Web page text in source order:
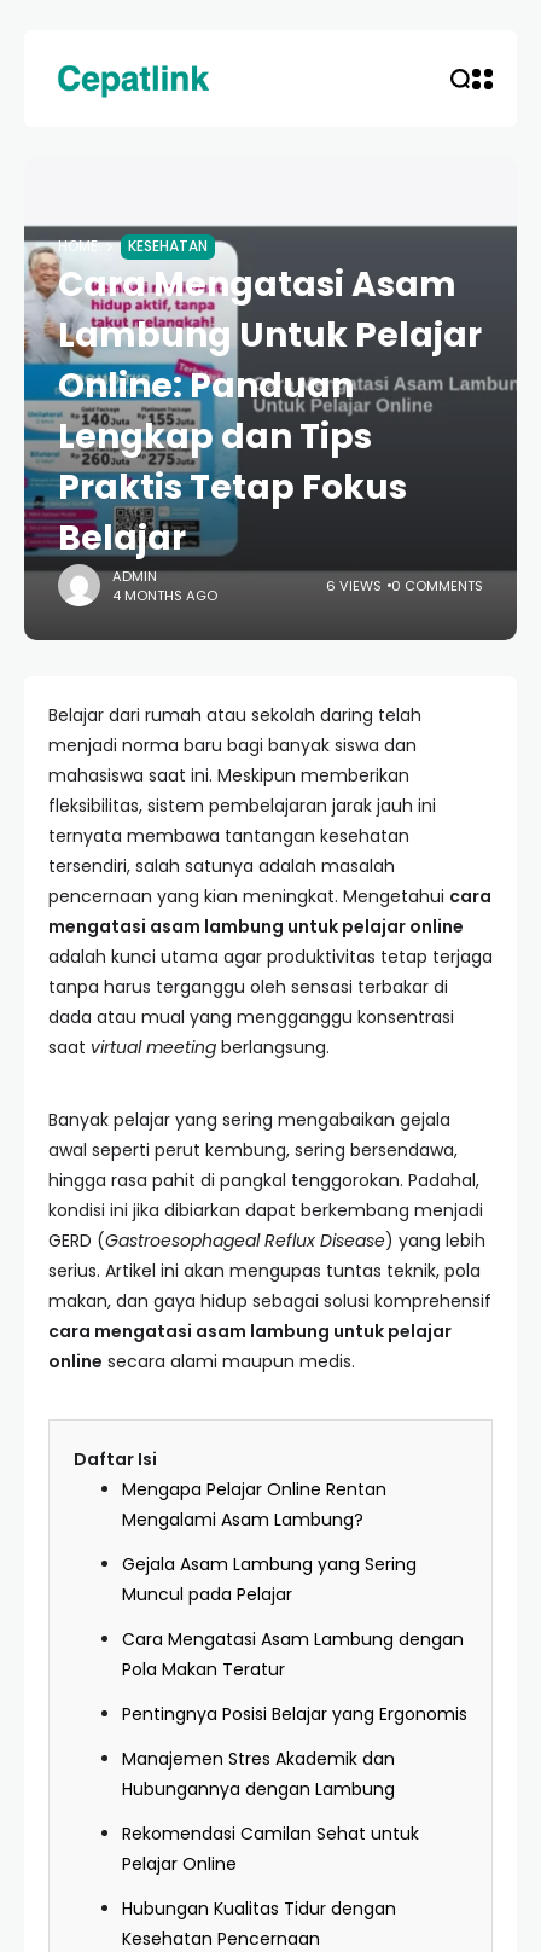
HOME KESEHATAN
Cara Mengatasi Asam
Lambung Untuk Pelajar
Online: Panduan
Lengkap dan Tips
Praktis Tetap Fokus
Belajar
ADMIN
4 MONTHS AGO
6 VIEWS 0 COMMENTS
Belajar dari rumah atau sekolah daring telah
menjadi norma baru bagi banyak siswa dan
mahasiswa saat ini. Meskipun memberikan
fleksibilitas, sistem pembelajaran jarak jauh ini
ternyata membawa tantangan kesehatan
tersendiri, salah satunya adalah masalah
pencernaan yang kian meningkat. Mengetahui cara
mengatasi asam lambung untuk pelajar online
adalah kunci utama agar produktivitas tetap terjaga
tanpa harus terganggu oleh sensasi terbakar di
dada atau mual yang mengganggu konsentrasi
saat virtual meeting berlangsung.
Banyak pelajar yang sering mengabaikan gejala
awal seperti perut kembung, sering bersendawa,
hingga rasa pahit di pangkal tenggorokan. Padahal,
kondisi ini jika dibiarkan dapat berkembang menjadi
GERD (Gastroesophageal Reflux Disease) yang lebih
serius. Artikel ini akan mengupas tuntas teknik, pola
makan, dan gaya hidup sebagai solusi komprehensif
cara mengatasi asam lambung untuk pelajar
online secara alami maupun medis.
Daftar Isi
Mengapa Pelajar Online Rentan
Mengalami Asam Lambung?
Gejala Asam Lambung yang Sering
Muncul pada Pelajar
Cara Mengatasi Asam Lambung dengan
Pola Makan Teratur
Pentingnya Posisi Belajar yang Ergonomis
Manajemen Stres Akademik dan
Hubungannya dengan Lambung
Rekomendasi Camilan Sehat untuk
Pelajar Online
Hubungan Kualitas Tidur dengan
Kesehatan Pencernaan